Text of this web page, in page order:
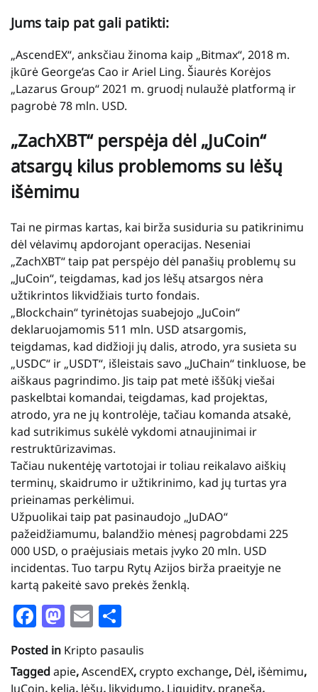
Jums taip pat gali patikti:
„AscendEX“, anksčiau žinoma kaip „Bitmax“, 2018 m.
įkūrė George’as Cao ir Ariel Ling. Šiaurės Korėjos
„Lazarus Group“ 2021 m. gruodį nulaužė platformą ir
pagrobė 78 mln. USD.
„ZachXBT“ perspėja dėl „JuCoin“
atsargų kilus problemoms su lėšų
išėmimu
Tai ne pirmas kartas, kai birža susiduria su patikrinimu
dėl vėlavimų apdorojant operacijas. Neseniai
„ZachXBT“ taip pat perspėjo dėl panašių problemų su
„JuCoin“, teigdamas, kad jos lėšų atsargos nėra
užtikrintos likvidžiais turto fondais.
„Blockchain“ tyrinėtojas suabejojo „JuCoin“
deklaruojamomis 511 mln. USD atsargomis,
teigdamas, kad didžioji jų dalis, atrodo, yra susieta su
„USDC“ ir „USDT“, išleistais savo „JuChain“ tinkluose, be
aiškaus pagrindimo. Jis taip pat metė iššūkį viešai
paskelbtai komandai, teigdamas, kad projektas,
atrodo, yra ne jų kontrolėje, tačiau komanda atsakė,
kad sutrikimus sukėlė vykdomi atnaujinimai ir
restruktūrizavimas.
Tačiau nukentėję vartotojai ir toliau reikalavo aiškių
terminų, skaidrumo ir užtikrinimo, kad jų turtas yra
prieinamas perkėlimui.
Užpuolikai taip pat pasinaudojo „JuDAO“
pažeidžiamumu, balandžio mėnesį pagrobdami 225
000 USD, o praėjusiais metais įvyko 20 mln. USD
incidentas. Tuo tarpu Rytų Azijos birža praeityje ne
kartą pakeitė savo prekės ženklą.
Facebook
Mastodon
Email
Posted in Kripto pasaulis
Taggedapie,AscendEX, crypto exchange, Dėl, išėmimu,
JuCoin, kelią, lėšų, likvidumo, Liquidity, praneša,